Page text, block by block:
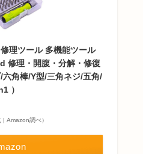
理ツール 多機能ツール
修理・開腹・分解・修復
六角棒/Y型/三角ネジ/五角/
）
Amazon調べ）